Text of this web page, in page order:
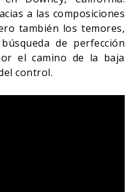
a las composiciones
también los temores,
de perfección
el camino de la baja
control.